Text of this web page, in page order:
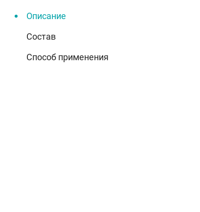
Описание
Состав
Способ применения